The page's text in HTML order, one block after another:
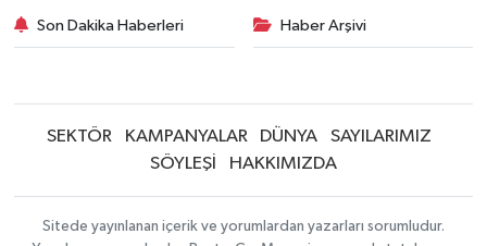
Son Dakika Haberleri Haber Arşivi
SEKTÖR KAMPANYALAR DÜNYA
SAYILARIMIZ
SÖYLEŞİ
HAKKIMIZDA
Sitede yayınlanan içerik ve yorumlardan yazarları sorumludur.